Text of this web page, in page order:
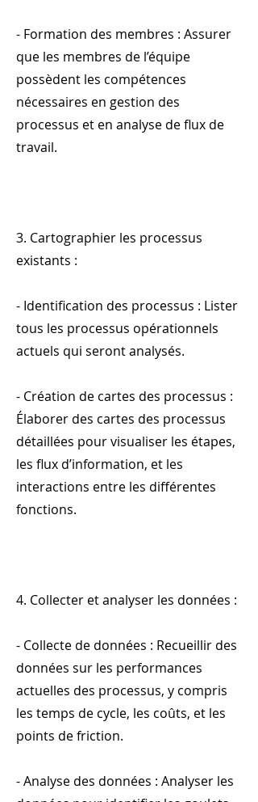
- Formation des membres : Assurer
que les membres de l’équipe
possèdent les compétences
nécessaires en gestion des
processus et en analyse de flux de
travail.
3. Cartographier les processus
existants :
- Identification des processus : Lister
tous les processus opérationnels
actuels qui seront analysés.
- Création de cartes des processus :
Élaborer des cartes des processus
détaillées pour visualiser les étapes,
les flux d’information, et les
interactions entre les différentes
fonctions.
4. Collecter et analyser les données :
- Collecte de données : Recueillir des
données sur les performances
actuelles des processus, y compris
les temps de cycle, les coûts, et les
points de friction.
- Analyse des données : Analyser les